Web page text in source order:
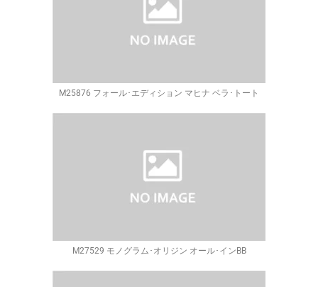
M25876 フォール･エディション マヒナ ベラ･トート
M27529 モノグラム･オリジン オール･インBB